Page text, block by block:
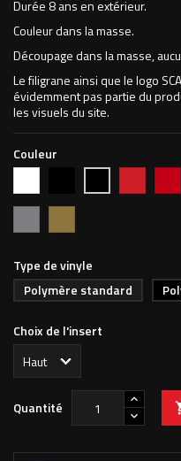
Durée 8 ans en extérieur.
Couleur dans la masse.
Découpage dans la masse,
Le filigrane ainsi que le logo
évidemment pas partie du
les visuels du site.
Couleur
MAT
vif
foncé
Type de vinyle
Polymère standard
Choix de l'insert
Quantité